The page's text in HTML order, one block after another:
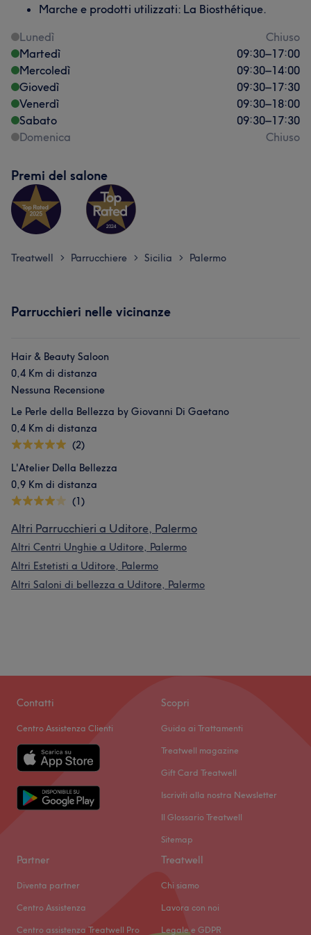
Marche e prodotti utilizzati: La Biosthétique.
Lunedì
Chiuso
Martedì
09:30–17:00
Mercoledì
09:30–14:00
Giovedì
09:30–17:30
Venerdì
09:30–18:00
Sabato
09:30–17:30
Domenica
Chiuso
Premi del salone
Treatwell > Parrucchiere > Sicilia > Palermo
Parrucchieri nelle vicinanze
Hair & Beauty Saloon
0,4 Km di distanza
Nessuna Recensione
Le Perle della Bellezza by Giovanni Di Gaetano
0,4 Km di distanza
(2)
L'Atelier Della Bellezza
0,9 Km di distanza
(1)
Altri Parrucchieri a Uditore, Palermo
Altri Centri Unghie a Uditore, Palermo
Altri Estetisti a Uditore, Palermo
Altri Saloni di bellezza a Uditore, Palermo
Contatti
Centro Assistenza Clienti
Scopri
Guida ai Trattamenti
Treatwell magazine
Gift Card Treatwell
Iscriviti alla nostra Newsletter
Il Glossario Treatwell
Sitemap
Partner
Diventa partner
Centro Assistenza
Centro assistenza Treatwell Pro
Treatwell
Chi siamo
Lavora con noi
Legale e GDPR